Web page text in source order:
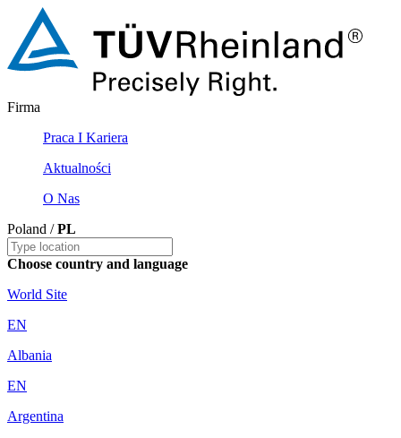
Firma
Praca I Kariera
Aktualności
O Nas
Poland /PL
Choose country and language
World Site
EN
Albania
EN
Argentina